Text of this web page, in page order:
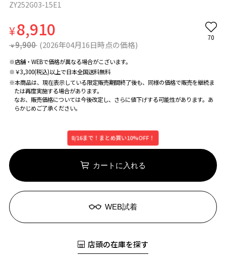
ZY252G03-15E1
¥8,910
¥ 9,900 (2026年04月16日時点の価格)
70
※店舗・WEBで価格が異なる場合がこざいます。
※￥3,300(税込)以上で日本全国送料無料
※本商品は、現在表示している限定販売期間終了後も、同様の価格で販売を継続ま
たは再度実施する場合があります。
なお、販売価格については今後改定し、さらに値下げする可能性があります。あ
らかじめご了承ください。
8/16まで！まとめ買い10%OFF！
カートに入れる
WEB試着
店頭の在庫を探す